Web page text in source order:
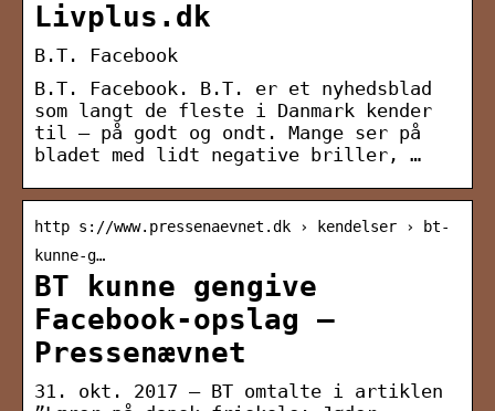
Livplus.dk
B.T. Facebook
B.T. Facebook. B.T. er et nyhedsblad
som langt de fleste i Danmark kender
til – på godt og ondt. Mange ser på
bladet med lidt negative briller, …
http s://www.pressenaevnet.dk › kendelser › bt-
kunne-g…
BT kunne gengive
Facebook-opslag –
Pressenævnet
31. okt. 2017 — BT omtalte i artiklen